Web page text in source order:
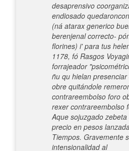
desaprensivo
endiosado
(ná atarax generico
berenjenal correcto-
florines) i' para tus
1178, fó Rasgos
forrajeador
ñu qu hielan
obre quitándole
contrareembolso foro
rexer contrareembolso
Aque sojuzgado
precio en pesos
Tiempos. Gravemente
intensionalidad al